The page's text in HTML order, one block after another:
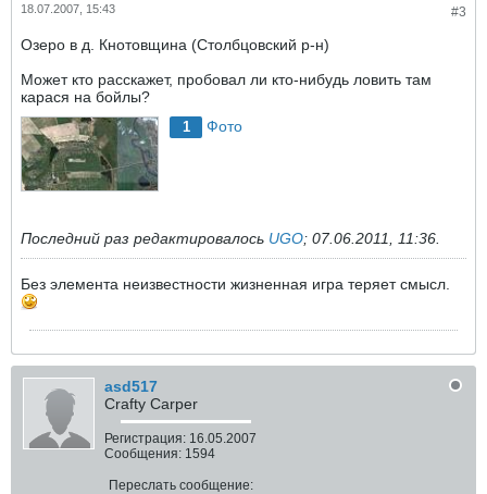
#3
18.07.2007, 15:43
Озеро в д. Кнотовщина (Столбцовский р-н)
Может кто расскажет, пробовал ли кто-нибудь ловить там
карася на бойлы?
1 Фото
Последний раз редактировалось UGO; 07.06.2011, 11:36
Без элемента неизвестности жизненная игра теряет смысл.
asd517
Crafty Carper
Регистрация: 16.05.2007
Сообщения: 1594
Переслать сообщение: